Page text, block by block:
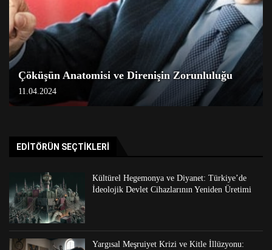
Çöküşün Anatomisi ve Direnişin Zorunluluğu
11.04.2024
EDITÖRÜN SEÇTIKLERI
Kültürel Hegemonya ve Diyanet: Türkiye’de
İdeolojik Devlet Cihazlarının Yeniden Üretimi
Yargısal Meşruiyet Krizi ve Kitle İllüzyonu: